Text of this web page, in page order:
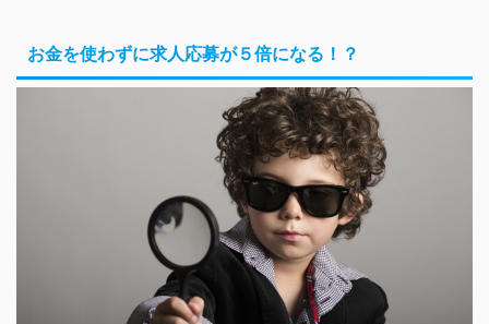
お金を使わずに求人応募が５倍になる！？